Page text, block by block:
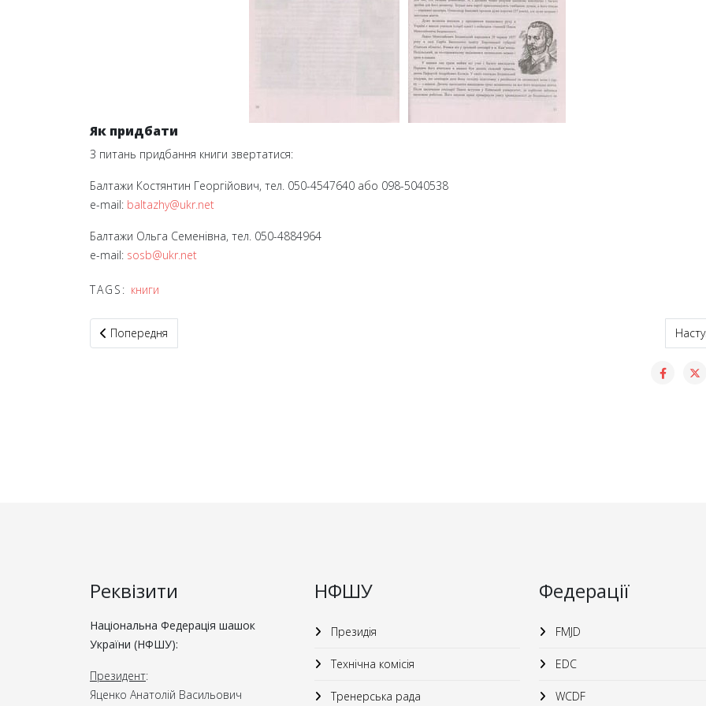
Як придбати
З питань придбання книги звертатися:
Балтажи Костянтин Георгійович, тел. 050-4547640 або 098-5040538
e-mail: baltazhy@ukr.net
Балтажи Ольга Семенівна, тел. 050-4884964
e-mail: sosb@ukr.net
TAGS: книги
Попередня стаття: Книга «У шашки грають усі»
Попередня
Реквізити
Національна Федерація шашок
України (НФШУ):
Президент:
Яценко Анатолій Васильович
НФШУ
Президія
Технічна комісія
Тренерська рада
Федерації
FMJD
EDC
WCDF